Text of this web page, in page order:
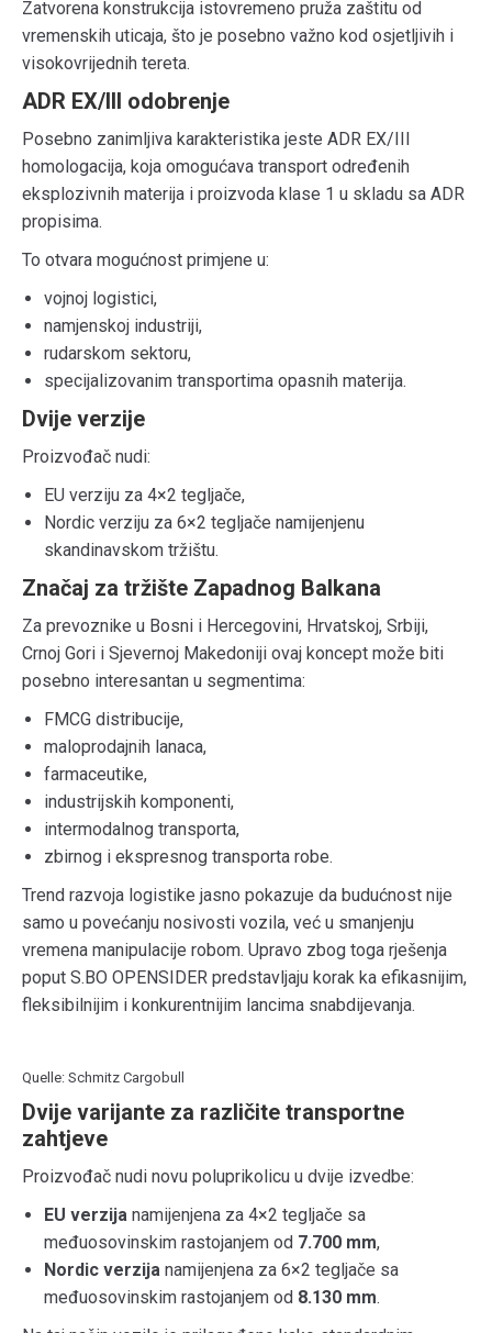
Zatvorena konstrukcija istovremeno pruža zaštitu od
vremenskih uticaja, što je posebno važno kod osjetljivih i
visokovrijednih tereta.
ADR EX/III odobrenje
Posebno zanimljiva karakteristika jeste ADR EX/III
homologacija, koja omogućava transport određenih
eksplozivnih materija i proizvoda klase 1 u skladu sa ADR
propisima.
To otvara mogućnost primjene u:
vojnoj logistici,
namjenskoj industriji,
rudarskom sektoru,
specijalizovanim transportima opasnih materija.
Dvije verzije
Proizvođač nudi:
EU verziju za 4×2 tegljače,
Nordic verziju za 6×2 tegljače namijenjenu
skandinavskom tržištu.
Značaj za tržište Zapadnog Balkana
Za prevoznike u Bosni i Hercegovini, Hrvatskoj, Srbiji,
Crnoj Gori i Sjevernoj Makedoniji ovaj koncept može biti
posebno interesantan u segmentima:
FMCG distribucije,
maloprodajnih lanaca,
farmaceutike,
industrijskih komponenti,
intermodalnog transporta,
zbirnog i ekspresnog transporta robe.
Trend razvoja logistike jasno pokazuje da budućnost nije
samo u povećanju nosivosti vozila, već u smanjenju
vremena manipulacije robom. Upravo zbog toga rješenja
poput S.BO OPENSIDER predstavljaju korak ka efikasnijim,
fleksibilnijim i konkurentnijim lancima snabdijevanja.
Quelle: Schmitz Cargobull
Dvije varijante za različite transportne
zahtjeve
Proizvođač nudi novu poluprikolicu u dvije izvedbe:
EU verzija namijenjena za 4×2 tegljače sa
međuosovinskim rastojanjem od 7.700 mm,
Nordic verzija namijenjena za 6×2 tegljače sa
međuosovinskim rastojanjem od 8.130 mm.